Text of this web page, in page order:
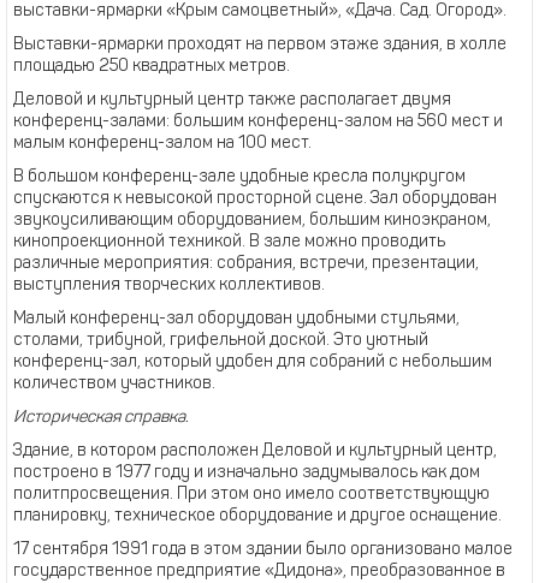
выставки-ярмарки «Крым самоцветный», «Дача. Сад. Огород».
Выставки-ярмарки проходят на первом этаже здания, в холле
площадью 250 квадратных метров.
Деловой и культурный центр также располагает двумя
конференц-залами: большим конференц-залом на 560 мест и
малым конференц-залом на 100 мест.
В большом конференц-зале удобные кресла полукругом
спускаются к невысокой просторной сцене. Зал оборудован
звукоусиливающим оборудованием, большим киноэкраном,
кинопроекционной техникой. В зале можно проводить
различные мероприятия: собрания, встречи, презентации,
выступления творческих коллективов.
Малый конференц-зал оборудован удобными стульями,
столами, трибуной, грифельной доской. Это уютный
конференц-зал, который удобен для собраний с небольшим
количеством участников.
Историческая справка.
Здание, в котором расположен Деловой и культурный центр,
построено в 1977 году и изначально задумывалось как дом
политпросвещения. При этом оно имело соответствующую
планировку, техническое оборудование и другое оснащение.
17 сентября 1991 года в этом здании было организовано малое
государственное предприятие «Дидона», преобразованное в